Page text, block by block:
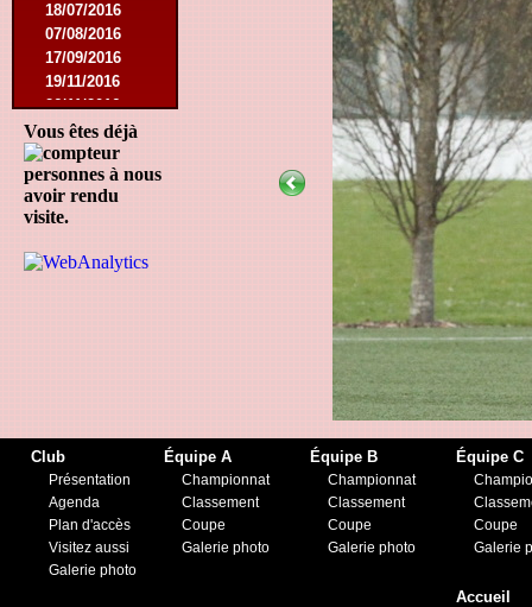
18/07/2016
07/08/2016
17/09/2016
19/11/2016
26/11/2016
10/12/2016
21/01/2017
17/04/2017
22/04/2017
16/08/2017
25/05/2018
Vous êtes déjà
personnes à nous
avoir rendu
visite.
Club
Présentation
Agenda
Plan d'accès
Visitez aussi
Galerie photo
Équipe A
Championnat
Classement
Coupe
Galerie photo
Équipe B
Championnat
Classement
Coupe
Galerie photo
Équipe C
Coupe
Galerie
Accueil